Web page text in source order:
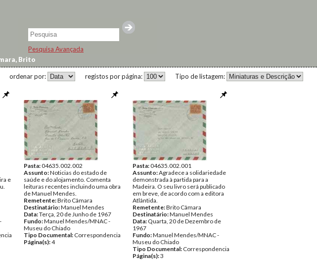
Pesquisa Avançada
Brito
Tipo de listagem:
registos por página:
ordenar por:
e
Pasta:04635.002.002
Assunto:Noticias do estado de
saúde e do alojamento. Comenta
leituras recentes incluindo uma obra
de Manuel Mendes.
Remetente:Brito Câmara
Destinatário:Manuel Mendes
Data:Terça, 20 de Junho de 1967
Fundo:Manuel Mendes/MNAC -
Museu do Chiado
Tipo Documental: Correspondencia
Página(s):4
Pasta:04635.002.001
Assunto:Agradece a solidariedade
demonstrada à partida para a
Madeira. O seu livro será publicado
em breve, de acordo com a editora
Atlântida.
Remetente:Brito Câmara
Destinatário:Manuel Mendes
Data: Quarta, 20 de Dezembro de
1967
Fundo:Manuel Mendes/MNAC -
Museu do Chiado
Tipo Documental: Correspondencia
Página(s):3